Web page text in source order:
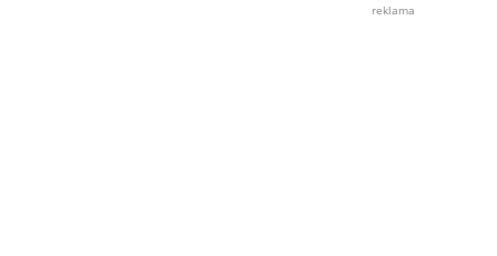
reklama